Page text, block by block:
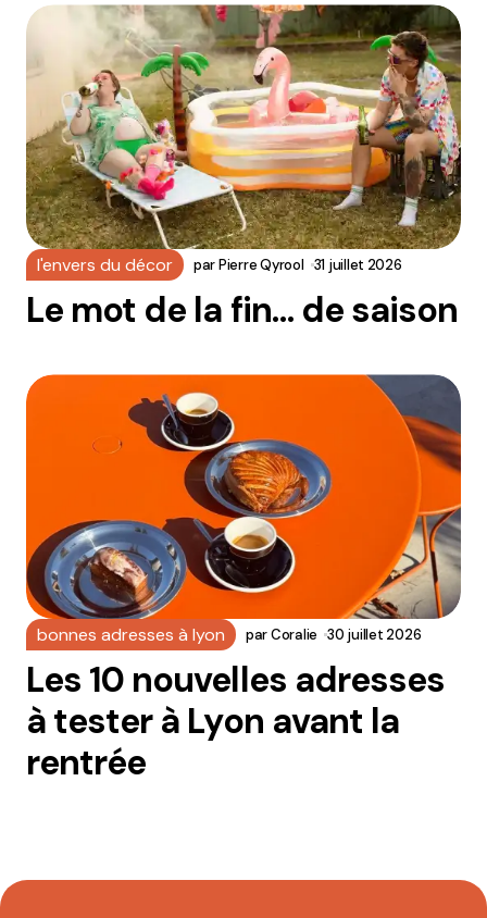
l'envers du décor parPierre Qyrool 31 juillet 2026
Le mot de la fin… de saison
bonnes adresses à lyon parCoralie 30 juillet 2026
Les 10 nouvelles adresses
à tester à Lyon avant la
rentrée